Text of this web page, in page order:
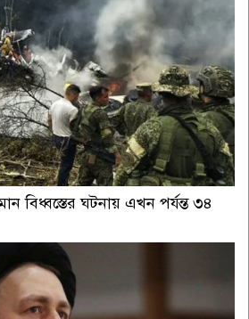
বিধ্বস্তের ঘটনায় এখন পর্যন্ত ৩৪